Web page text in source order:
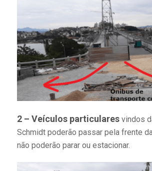
2 – Veículos particularesvindos
Schmidt poderão passar pela frente
não poderão parar ou estacionar.